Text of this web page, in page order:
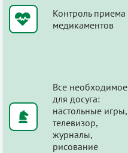
Контроль приема
медикаментов
Все необходимое
для досуга:
настольные игры,
телевизор,
журналы,
рисование